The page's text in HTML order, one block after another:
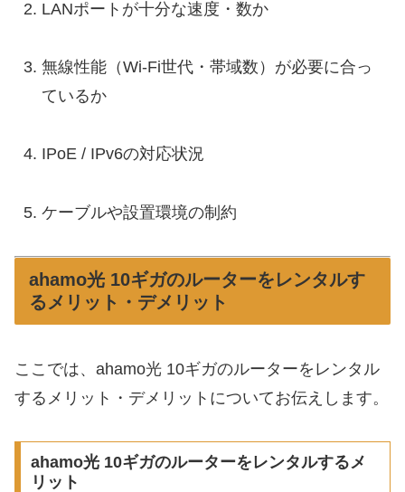
LANポートが十分な速度・数か
無線性能（Wi-Fi世代・帯域数）が必要に合っ
ているか
IPoE / IPv6の対応状況
ケーブルや設置環境の制約
ahamo光 10ギガのルーターをレンタルす
るメリット・デメリット
ここでは、ahamo光 10ギガのルーターをレンタル
するメリット・デメリットについてお伝えします。
ahamo光 10ギガのルーターをレンタルするメ
リット